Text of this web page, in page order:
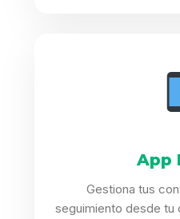
App
Gestiona tus
seguimiento desde tu